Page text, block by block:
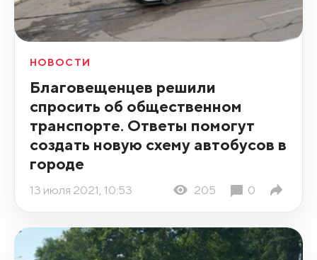
НОВОСТИ
Благовещенцев решили
спросить об общественном
транспорте. Ответы помогут
создать новую схему автобусов в
городе
13 июля 2021, 10:53 205 0